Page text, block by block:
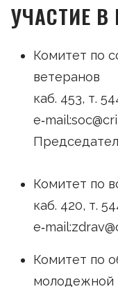
УЧАСТИЕ В
Комитет по
ветеранов
каб. 453, т.
Комитет по
каб. 420, т.
Комитет по
молодежной